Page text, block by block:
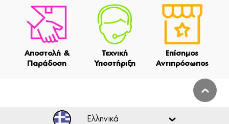
Αποστολή &
Παράδοση
Τεχνική
Υποστήριξη
Επίσημος
Αντιπρόσωπος
Ελληνικά